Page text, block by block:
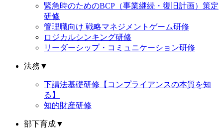
緊急時のためのBCP（事業継続・復旧計画）策定
研修
管理職向け 戦略マネジメントゲーム研修
ロジカルシンキング研修
リーダーシップ・コミュニケーション研修
法務 ▼
下請法基礎研修【コンプライアンスの本質を知
る】
知的財産研修
部下育成▼